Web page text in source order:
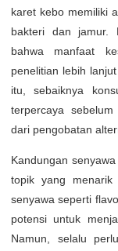
karet kebo memiliki
bakteri dan jamur.
bahwa manfaat
penelitian lebih
itu, sebaiknya
terpercaya
dari pengobatan
Kandungan
topik yang
senyawa seperti
potensi untuk
Namun, selalu